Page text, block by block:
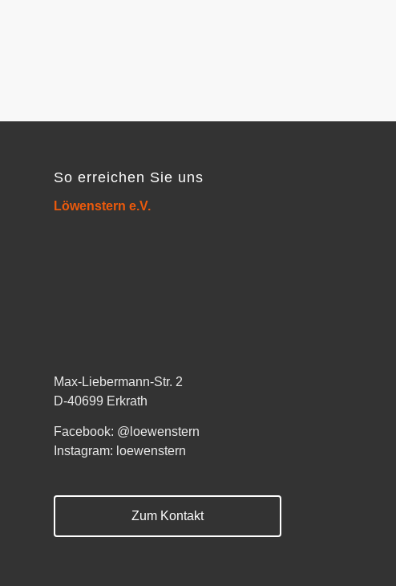
So erreichen Sie uns
Löwenstern e.V.
Max-Liebermann-Str. 2
D-40699 Erkrath
Facebook: @loewenstern
Instagram: loewenstern
Zum Kontakt